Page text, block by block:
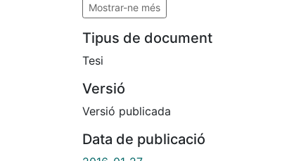
Mostrar-ne més
Tipus de document
Tesi
Versió
Versió publicada
Data de publicació